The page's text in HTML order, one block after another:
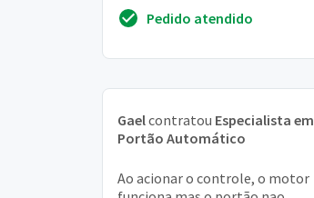
prontaPedido atendido
Gaelcontratou Especialista em
Portão Automático
Ao acionar o controle, o motor